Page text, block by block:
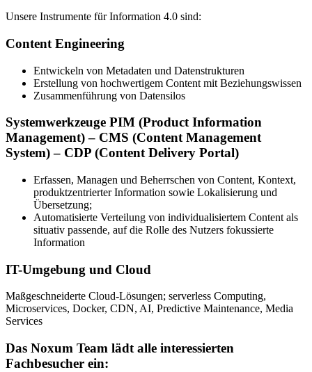
Unsere Instrumente für Information 4.0 sind:
Content Engineering
Entwickeln von Metadaten und Datenstrukturen
Erstellung von hochwertigem Content mit Beziehungswissen
Zusammenführung von Datensilos
Systemwerkzeuge PIM (Product Information
Management) – CMS (Content Management
System) – CDP (Content Delivery Portal)
Erfassen, Managen und Beherrschen von Content, Kontext,
produktzentrierter Information sowie Lokalisierung und
Übersetzung;
Automatisierte Verteilung von individualisiertem Content als
situativ passende, auf die Rolle des Nutzers fokussierte
Information
IT-Umgebung und Cloud
Maßgeschneiderte Cloud-Lösungen; serverless Computing,
Microservices, Docker, CDN, AI, Predictive Maintenance, Media
Services
Das Noxum Team lädt alle interessierten
Fachbesucher ein: